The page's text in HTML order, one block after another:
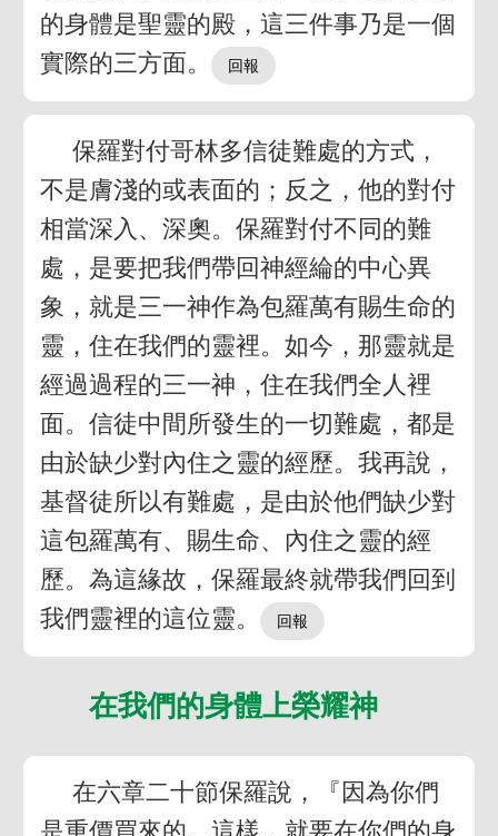
的身體是聖靈的殿，這三件事乃是一個
實際的三方面。
保羅對付哥林多信徒難處的方式，
不是膚淺的或表面的；反之，他的對付
相當深入、深奧。保羅對付不同的難
處，是要把我們帶回神經綸的中心異
象，就是三一神作為包羅萬有賜生命的
靈，住在我們的靈裡。如今，那靈就是
經過過程的三一神，住在我們全人裡
面。信徒中間所發生的一切難處，都是
由於缺少對內住之靈的經歷。我再說，
基督徒所以有難處，是由於他們缺少對
這包羅萬有、賜生命、內住之靈的經
歷。為這緣故，保羅最終就帶我們回到
我們靈裡的這位靈。
在我們的身體上榮耀神
在六章二十節保羅說，『因為你們